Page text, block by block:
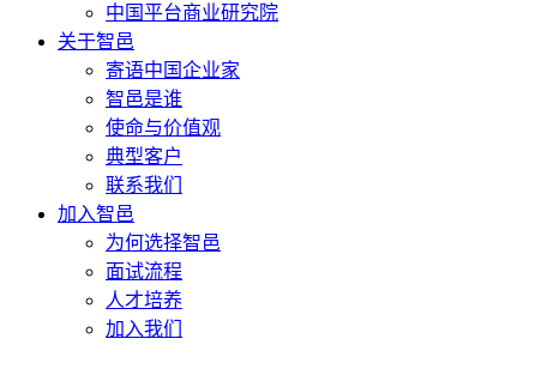
中国平台商业研究院
关于智邑
寄语中国企业家
智邑是谁
使命与价值观
典型客户
联系我们
加入智邑
为何选择智邑
面试流程
人才培养
加入我们